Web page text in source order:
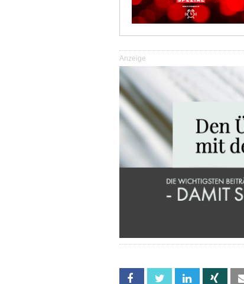
Anzeige
Facebook Twitter Linkedin Xing